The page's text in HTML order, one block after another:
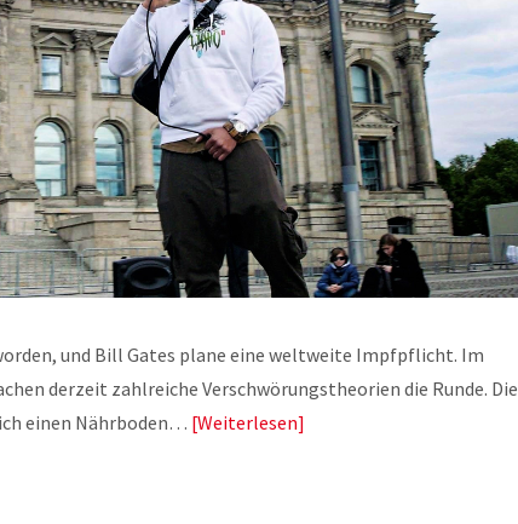
und Bill Gates plane eine weltweite Impfpflicht. Im
derzeit zahlreiche Verschwörungstheorien die Runde. Die
einen Nährboden… Weiterlesen